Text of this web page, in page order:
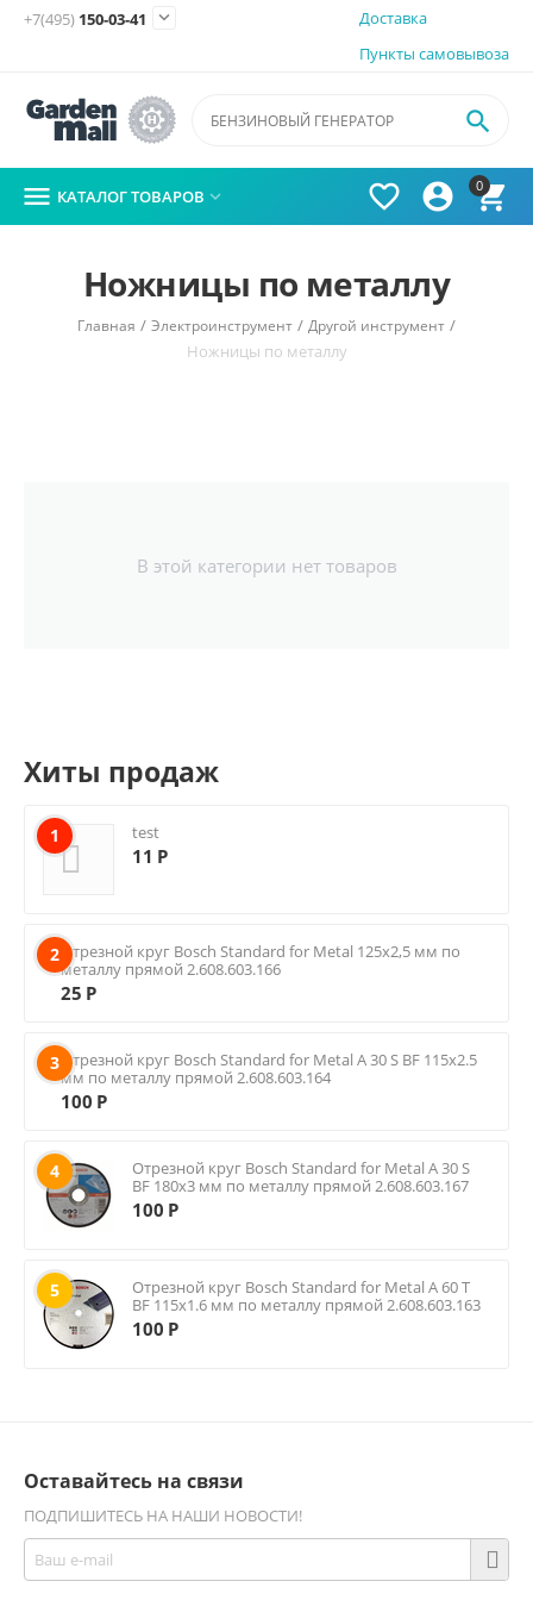
Доставка
Пункты самовывоза
+7(495) 150-03-41 
0




 КАТАЛОГ ТОВАРОВ 
Ножницы по металлу
Главная / Электроинструмент / Другой инструмент /
Ножницы по металлу
В этой категории нет товаров
Хиты продаж
1 test
11 Р
2 Отрезной круг Bosch Standard for Metal 125х2,5 мм по
металлу прямой 2.608.603.166
25 Р
3 Отрезной круг Bosch Standard for Metal A 30 S BF 115х2.5
мм по металлу прямой 2.608.603.164
100 Р
4
Отрезной круг Bosch Standard for Metal A 30 S
BF 180х3 мм по металлу прямой 2.608.603.167
100 Р
5
Отрезной круг Bosch Standard for Metal A 60 T
BF 115х1.6 мм по металлу прямой 2.608.603.163
100 Р
Оставайтесь на связи
ПОДПИШИТЕСЬ НА НАШИ НОВОСТИ!